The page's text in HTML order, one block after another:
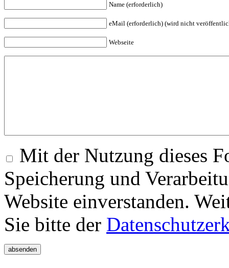
Name (erforderlich)
eMail (erforderlich) (wird nicht
Webseite
Mit der Nutzung dieses
Speicherung und
Website einverstanden.
Sie bitte der